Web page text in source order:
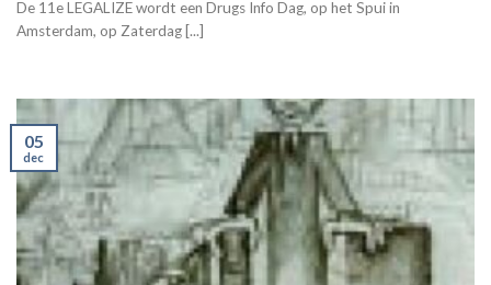
De 11e LEGALIZE wordt een Drugs Info Dag, op het Spui in
Amsterdam, op Zaterdag [...]
05
dec